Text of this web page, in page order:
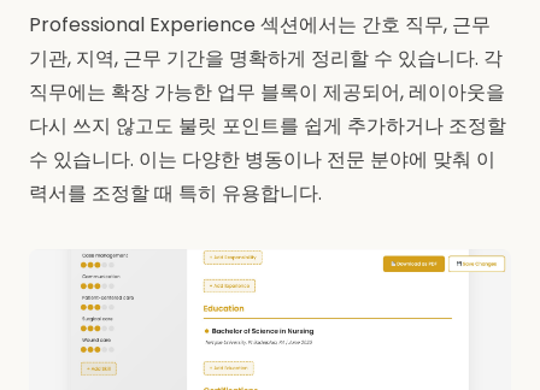
Professional Experience 섹션에서는 간호 직무, 근무
기관, 지역, 근무 기간을 명확하게 정리할 수 있습니다. 각
직무에는 확장 가능한 업무 블록이 제공되어, 레이아웃을
다시 쓰지 않고도 불릿 포인트를 쉽게 추가하거나 조정할
수 있습니다. 이는 다양한 병동이나 전문 분야에 맞춰 이
력서를 조정할 때 특히 유용합니다.